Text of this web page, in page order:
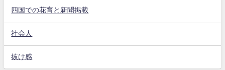
四国での花育と新聞掲載
社会人
抜け感